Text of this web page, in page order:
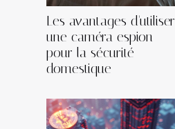
Les avantages d'utiliser
une caméra espion
pour la sécurité
domestique